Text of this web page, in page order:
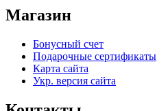
Магазин
Бонусный счет
Подарочные сертификаты
Карта сайта
Укр. версия сайта